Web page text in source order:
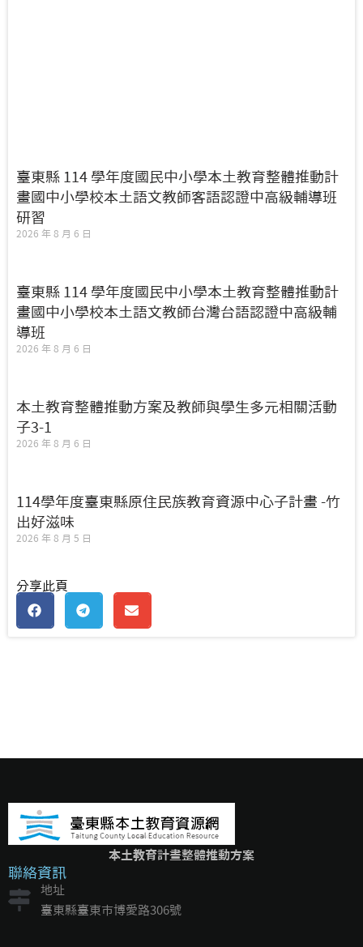
臺東縣 114 學年度國民中小學本土教育整體推動計
畫國中小學校本土語文教師客語認證中高級輔導班
研習
2026 年 8 月 6 日
臺東縣 114 學年度國民中小學本土教育整體推動計
畫國中小學校本土語文教師台灣台語認證中高級輔
導班
2026 年 8 月 6 日
本土教育整體推動方案及教師與學生多元相關活動
子3-1
2026 年 8 月 6 日
114學年度臺東縣原住民族教育資源中心子計畫 -竹
出好滋味
2026 年 8 月 5 日
分享此頁
本土教育計畫整體推動方案
聯絡資訊
地址
臺東縣臺東市博愛路306號